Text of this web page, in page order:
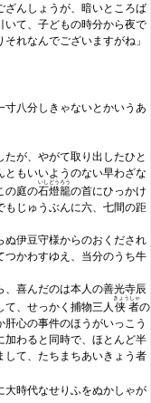
ざんしょうが、暗いところば
いて、子どもの時分から夜で
れなんでございますがね」
寸八分しきゃないとかいうあ
が、やがて取り出したひと
もいいようのない早わざな
の庭の石燈籠
いしどうろう
の首にひっかけ
もじゅうぶんに六、七間の距
ぬ伊豆守様からのおくだされ
つかわすゆえ、当分のうち牛
喜んだのは本人の善光寺辰
、せっかく捕物三人 侠者
きょうしゃ
の
心の事件のほうがいっこう
加わると同時で、ほとんど半
して、たちまちあいきょう者
大時代なせりふをぬかしゃが